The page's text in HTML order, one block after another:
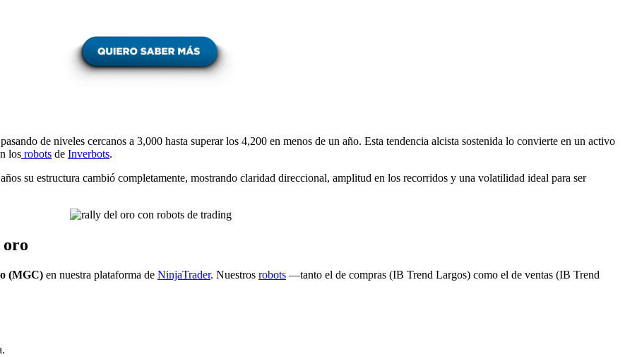
de niveles cercanos a 3,000 hasta superar los 4,200 en menos de un año. Esta tendencia alcista sostenida lo convierte en un activo
los robots de Inverbots.
su estructura cambió completamente, mostrando claridad direccional, amplitud en los recorridos y una volatilidad ideal para ser
oro
(MGC) en nuestra plataforma de NinjaTrader. Nuestros robots —tanto el de compras (IB Trend Largos) como el de ventas (IB Trend